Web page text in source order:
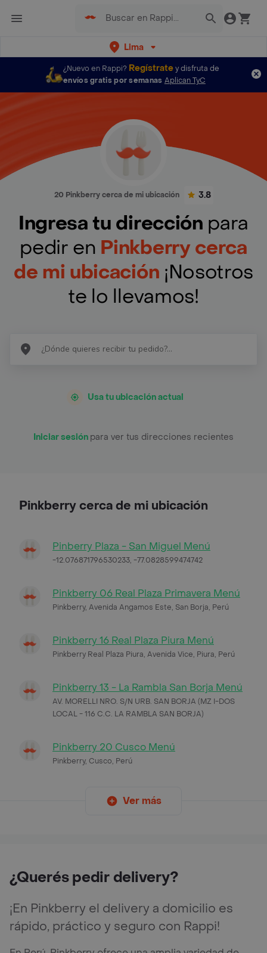
Lima
¿Nuevo en Rappi? Regístratey disfruta de
envíos gratis por semanas Aplican TyC
20 Pinkberry cerca de mi ubicación 3.8
Ingresa tu dirección para
pedir en Pinkberry cerca
de mi ubicación ¡Nosotros
te lo llevamos!
Usa tu ubicación actual
Iniciar sesión para ver tus direcciones recientes
Pinkberry cerca de mi ubicación
Pinberry Plaza - San Miguel Menú
-12.076871796530233, -77.0828599474742
Pinkberry 06 Real Plaza Primavera Menú
Pinkberry, Avenida Angamos Este, San Borja, Perú
Pinkberry 16 Real Plaza Piura Menú
Pinkberry Real Plaza Piura, Avenida Vice, Piura, Perú
Pinkberry 13 - La Rambla San Borja Menú
AV. MORELLI NRO. S/N URB. SAN BORJA (MZ I-DOS
LOCAL - 116 C.C. LA RAMBLA SAN BORJA)
Pinkberry 20 Cusco Menú
Pinkberry, Cusco, Perú
Ver más
¿Querés pedir delivery?
¡En Pinkberry el delivery a domicilio es
rápido, práctico y seguro con Rappi!